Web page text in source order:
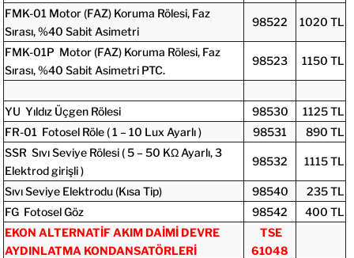
FMK-01 Motor (FAZ) Koruma Rölesi, Faz
Sırası, %40 Sabit Asimetri
98522 1020 TL
FMK-01P Motor (FAZ) Koruma Rölesi, Faz
Sırası, %40 Sabit Asimetri PTC.
98523 1150 TL
YU Yıldız Üçgen Rölesi 98530
1125 TL
FR-01 Fotosel Röle ( 1 – 10 Lux Ayarlı )
98531
890 TL
SSR Sıvı Seviye Rölesi ( 5 – 50 KΩ Ayarlı, 3
Elektrod girişli )
98532 1115 TL
Sıvı Seviye Elektrodu (Kısa Tip) 98540
235 TL
FG Fotosel Göz
98542
400 TL
EKON ALTERNATİF AKIM DAİMİ DEVRE
AYDINLATMA KONDANSATÖRLERİ
TSE
61048